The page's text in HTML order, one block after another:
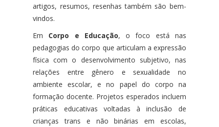
artigos, resumos, resenhas também são bem-
vindos.
Em Corpo e Educação, o foco está nas
pedagogias do corpo que articulam a expressão
física com o desenvolvimento subjetivo, nas
relações entre gênero e sexualidade no
ambiente escolar, e no papel do corpo na
formação docente. Projetos esperados incluem
práticas educativas voltadas à inclusão de
crianças trans e não binárias em escolas,